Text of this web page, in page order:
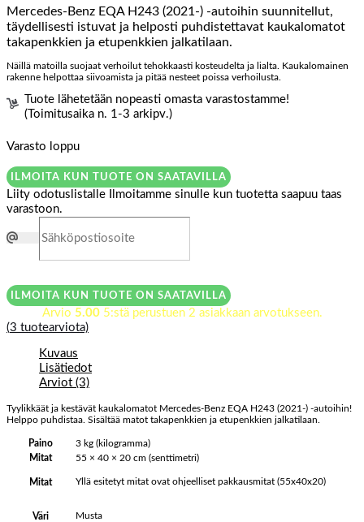
Mercedes-Benz EQA H243 (2021-) -autoihin suunnitellut,
täydellisesti istuvat ja helposti puhdistettavat kaukalomatot
takapenkkien ja etupenkkien jalkatilaan.
Näillä matoilla suojaat verhoilut tehokkaasti kosteudelta ja lialta. Kaukalomainen
rakenne helpottaa siivoamista ja pitää nesteet poissa verhoilusta.
Tuote lähetetään nopeasti omasta varastostamme!
(Toimitusaika n. 1-3 arkipv.)
Varasto loppu
ILMOITA KUN TUOTE ON SAATAVILLA
Liity odotuslistalle
Ilmoitamme sinulle kun tuotetta saapuu taas
varastoon.
ILMOITA KUN TUOTE ON SAATAVILLA
Arvio 5.005:stä perustuen 2 asiakkaan arvotukseen.
(3 tuotearviota)
Kuvaus
Lisätiedot
Arviot (3)
Tyylikkäät ja kestävät kaukalomatot Mercedes-Benz EQA H243 (2021-) -autoihin!
Helppo puhdistaa. Sisältää matot takapenkkien ja etupenkkien jalkatilaan.
Paino
3 kg (kilogramma)
Mitat
55 × 40 × 20 cm (senttimetri)
Mitat Yllä esitetyt mitat ovat ohjeelliset pakkausmitat (55x40x20)
Väri Musta